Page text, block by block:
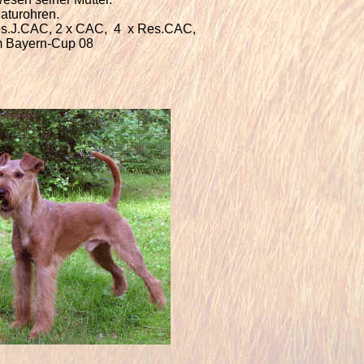
2 x CAC, 4x Res.CAC,
Bayern-Cup 08